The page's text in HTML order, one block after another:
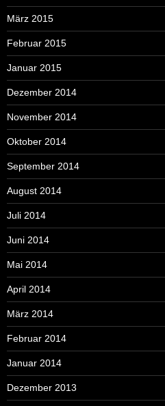
März 2015
Februar 2015
Januar 2015
Dezember 2014
November 2014
Oktober 2014
September 2014
August 2014
Juli 2014
Juni 2014
Mai 2014
April 2014
März 2014
Februar 2014
Januar 2014
Dezember 2013